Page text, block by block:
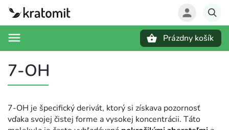
Prázdny košík
7-OH
7-OH je špecifický derivát, ktorý si získava pozornosť
vďaka svojej čistej forme a vysokej koncentrácii. Táto